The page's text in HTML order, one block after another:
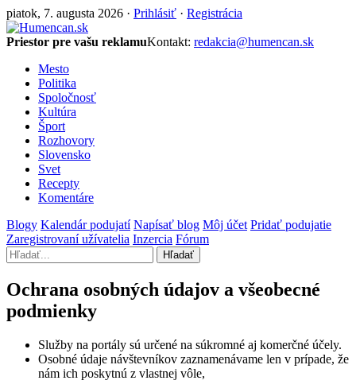
piatok, 7. augusta 2026 · Prihlásiť · Registrácia
Priestor pre vašu reklamuKontakt: redakcia@humencan.sk
Mesto
Politika
Spoločnosť
Kultúra
Šport
Rozhovory
Slovensko
Svet
Recepty
Komentáre
Blogy Kalendár podujatí Napísať blog Môj účet Pridať podujatie
Zaregistrovaní užívatelia Inzercia Fórum
Hľadať
Ochrana osobných údajov a všeobecné
podmienky
Služby na portály sú určené na súkromné aj komerčné účely.
Osobné údaje návštevníkov zaznamenávame len v prípade, že
nám ich poskytnú z vlastnej vôle,